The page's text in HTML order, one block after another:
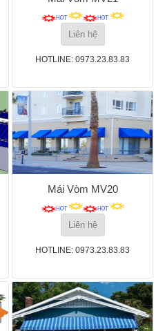
Liên hệ
HOTLINE: 0973.23.83.83
Mái Vòm MV20
Liên hệ
HOTLINE: 0973.23.83.83